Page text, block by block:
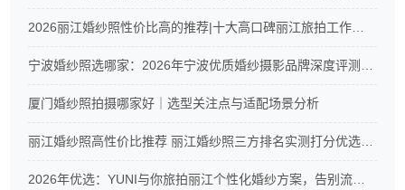
厦门婚纱照拍摄哪家好｜选型关注点与适配场景分析